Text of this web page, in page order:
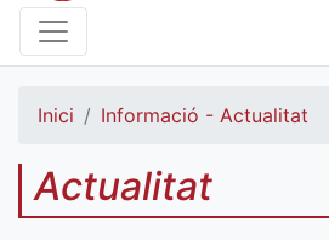
Inici Informació - Actualitat
Actualitat